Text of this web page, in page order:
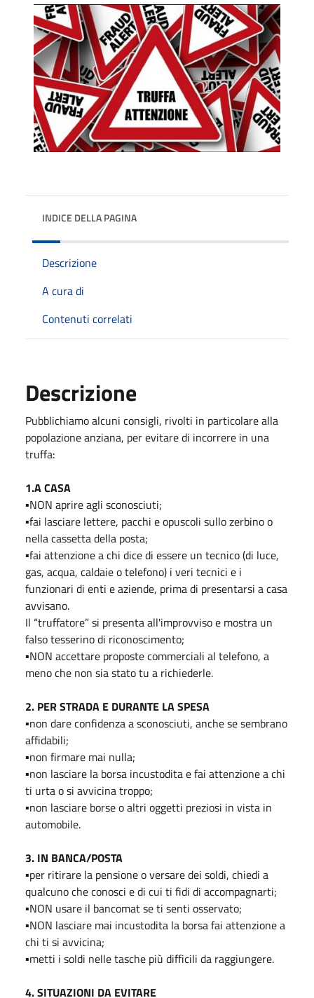
INDICE DELLA PAGINA
Descrizione
A cura di
Contenuti correlati
Descrizione
Pubblichiamo alcuni consigli, rivolti in particolare alla
popolazione anziana, per evitare di incorrere in una
truffa:
1.A CASA
▪️NON aprire agli sconosciuti;
▪️fai lasciare lettere, pacchi e opuscoli sullo zerbino o
nella cassetta della posta;
▪️fai attenzione a chi dice di essere un tecnico (di luce,
gas, acqua, caldaie o telefono) i veri tecnici e i
funzionari di enti e aziende, prima di presentarsi a casa
avvisano.
Il “truffatore” si presenta all'improvviso e mostra un
falso tesserino di riconoscimento;
▪️NON accettare proposte commerciali al telefono, a
meno che non sia stato tu a richiederle.
2. PER STRADA E DURANTE LA SPESA
▪️non dare confidenza a sconosciuti, anche se sembrano
affidabili;
▪️non firmare mai nulla;
▪️non lasciare la borsa incustodita e fai attenzione a chi
ti urta o si avvicina troppo;
▪️non lasciare borse o altri oggetti preziosi in vista in
automobile.
3. IN BANCA/POSTA
▪️per ritirare la pensione o versare dei soldi, chiedi a
qualcuno che conosci e di cui ti fidi di accompagnarti;
▪️NON usare il bancomat se ti senti osservato;
▪️NON lasciare mai incustodita la borsa fai attenzione a
chi ti si avvicina;
▪️metti i soldi nelle tasche più difficili da raggiungere.
4. SITUAZIONI DA EVITARE